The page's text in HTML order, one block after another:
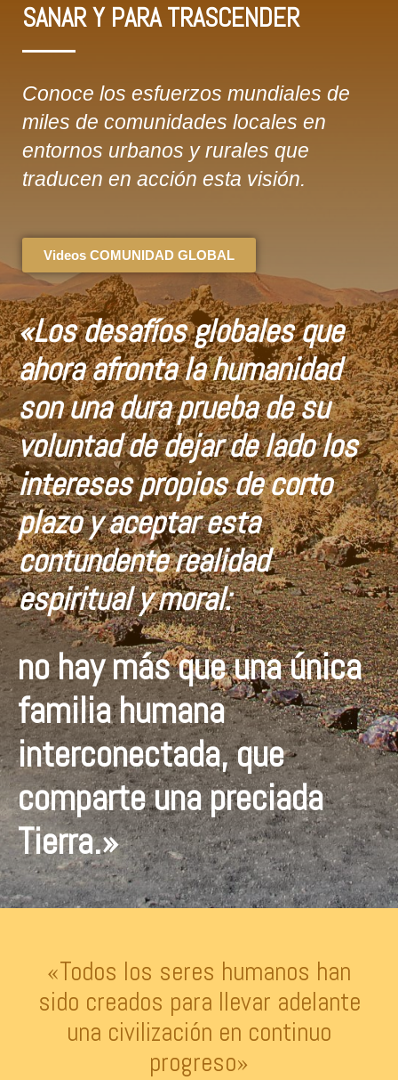
«Los desafíos globales que
ahora afronta la humanidad
son una dura prueba de su
voluntad de dejar de lado los
intereses propios de corto
plazo y aceptar esta
contundente realidad
espiritual y moral:
no hay más que una única
familia humana
interconectada, que
comparte una preciada
Tierra.»
SANAR Y PARA TRASCENDER
Conoce los esfuerzos mundiales de
miles de comunidades locales en
entornos urbanos y rurales que
traducen en acción esta visión.
Videos COMUNIDAD GLOBAL
«Todos los seres humanos han
sido creados para llevar adelante
una civilización en continuo
progreso»